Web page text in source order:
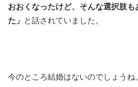
おおくなったけど、そんな選択肢
た」
と話されていました。
今のところ結婚はないのでしょうね